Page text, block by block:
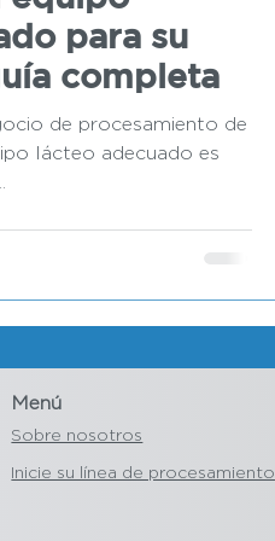
para su
completa
de procesamiento de
lácteo adecuado es
Menú
Sobre nosotros
Inicie su línea de procesamiento